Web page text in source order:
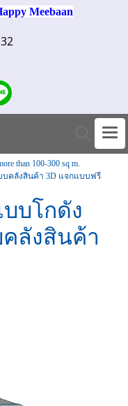
Meebaan
than 100-300 sq m.
บคลังสินค้า 3D แจกแบบฟรี
บโกดัง
ลังสินค้า